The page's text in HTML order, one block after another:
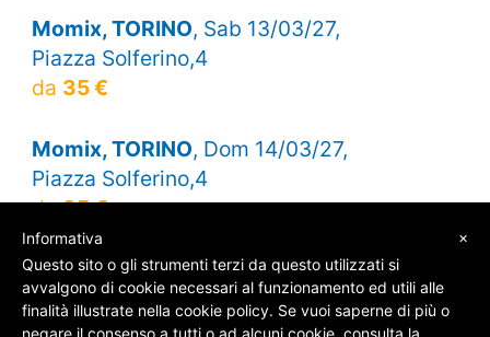
Momix, TORINO, Sab 13/03/27,
Piazza Solferino,4
da 35 €
Momix, TORINO, Dom 14/03/27,
Piazza Solferino,4
da35 €
© SOS Biglietti - P.Iva 09162100961 -Chi Siamo
×
Informativa
Questo sito o gli strumenti terzi da questo utilizzati si
avvalgono di cookie necessari al funzionamento ed utili alle
finalità illustrate nella cookie policy. Se vuoi saperne di più o